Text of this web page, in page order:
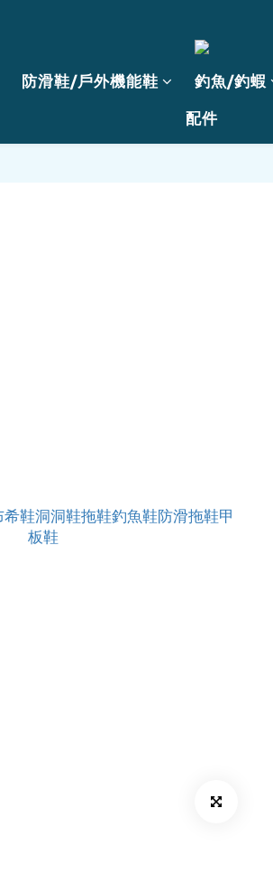
防滑鞋/戶外機能鞋 釣魚/釣蝦
配件